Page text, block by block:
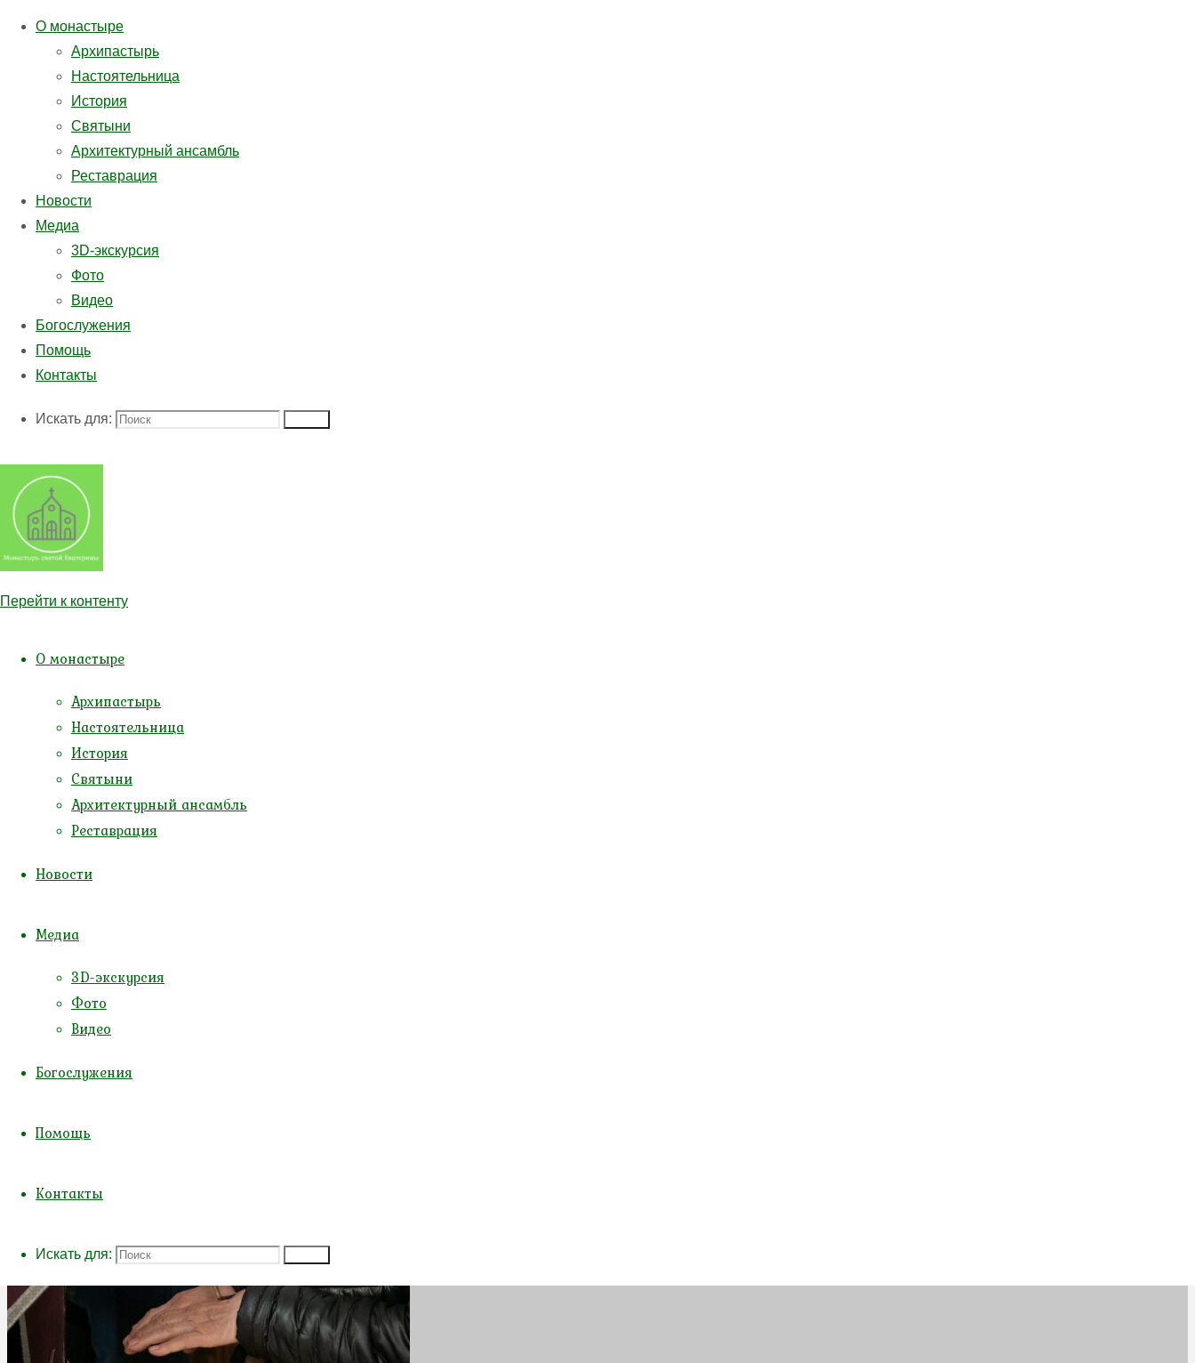
О монастыре
Архипастырь
Настоятельница
История
Святыни
Архитектурный ансамбль
Реставрация
Новости
Медиа
3D-экскурсия
Фото
Видео
Богослужения
Помощь
Контакты
Искать для:
Перейти к контенту
О монастыре
Архипастырь
Настоятельница
История
Святыни
Архитектурный ансамбль
Реставрация
Новости
Медиа
3D-экскурсия
Фото
Видео
Богослужения
Помощь
Контакты
Искать для:
Богослужения
Контакты
Архитектурный ансамбль
Настоятельница
Расписание богослужений апрель
Читать далее